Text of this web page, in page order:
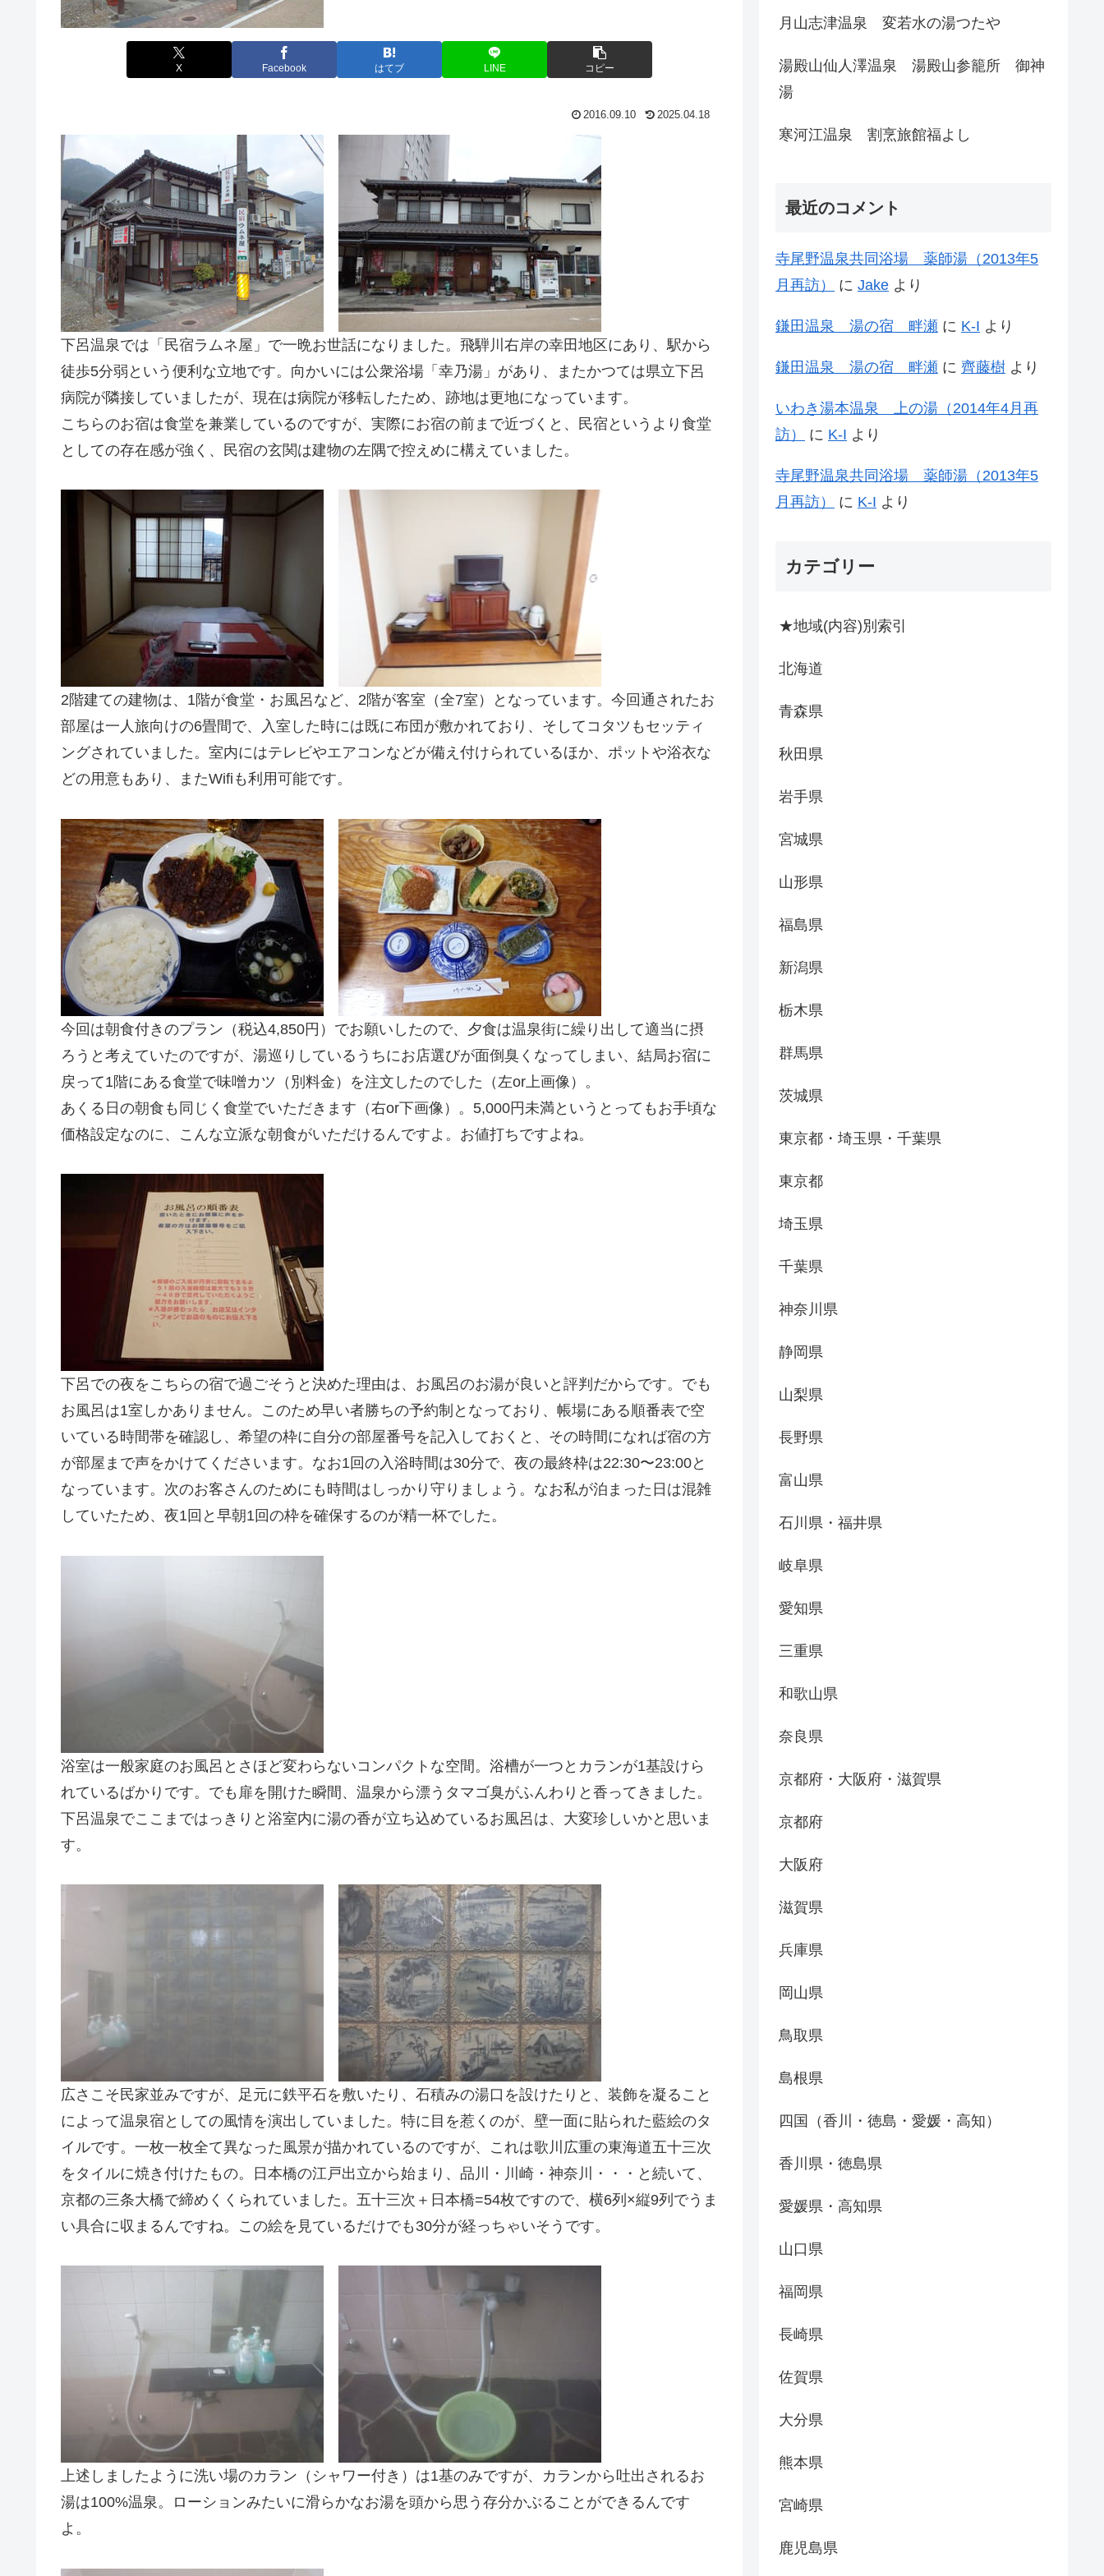
X Facebook はてブ LINE コピー
2016.09.10 2025.04.18
下呂温泉では「民宿ラムネ屋」で一晩お世話になりました。飛騨川右岸の幸田地区にあり、駅から
徒歩5分弱という便利な立地です。向かいには公衆浴場「幸乃湯」があり、またかつては県立下呂
病院が隣接していましたが、現在は病院が移転したため、跡地は更地になっています。
こちらのお宿は食堂を兼業しているのですが、実際にお宿の前まで近づくと、民宿というより食堂
としての存在感が強く、民宿の玄関は建物の左隅で控えめに構えていました。
2階建ての建物は、1階が食堂・お風呂など、2階が客室（全7室）となっています。今回通されたお
部屋は一人旅向けの6畳間で、入室した時には既に布団が敷かれており、そしてコタツもセッティ
ングされていました。室内にはテレビやエアコンなどが備え付けられているほか、ポットや浴衣な
どの用意もあり、またWifiも利用可能です。
今回は朝食付きのプラン（税込4,850円）でお願いしたので、夕食は温泉街に繰り出して適当に摂
ろうと考えていたのですが、湯巡りしているうちにお店選びが面倒臭くなってしまい、結局お宿に
戻って1階にある食堂で味噌カツ（別料金）を注文したのでした（左or上画像）。
あくる日の朝食も同じく食堂でいただきます（右or下画像）。5,000円未満というとってもお手頃な
価格設定なのに、こんな立派な朝食がいただけるんですよ。お値打ちですよね。
下呂での夜をこちらの宿で過ごそうと決めた理由は、お風呂のお湯が良いと評判だからです。でも
お風呂は1室しかありません。このため早い者勝ちの予約制となっており、帳場にある順番表で空
いている時間帯を確認し、希望の枠に自分の部屋番号を記入しておくと、その時間になれば宿の方
が部屋まで声をかけてくださいます。なお1回の入浴時間は30分で、夜の最終枠は22:30〜23:00と
なっています。次のお客さんのためにも時間はしっかり守りましょう。なお私が泊まった日は混雑
していたため、夜1回と早朝1回の枠を確保するのが精一杯でした。
浴室は一般家庭のお風呂とさほど変わらないコンパクトな空間。浴槽が一つとカランが1基設けら
れているばかりです。でも扉を開けた瞬間、温泉から漂うタマゴ臭がふんわりと香ってきました。
下呂温泉でここまではっきりと浴室内に湯の香が立ち込めているお風呂は、大変珍しいかと思いま
す。
広さこそ民家並みですが、足元に鉄平石を敷いたり、石積みの湯口を設けたりと、装飾を凝ること
によって温泉宿としての風情を演出していました。特に目を惹くのが、壁一面に貼られた藍絵のタ
イルです。一枚一枚全て異なった風景が描かれているのですが、これは歌川広重の東海道五十三次
をタイルに焼き付けたもの。日本橋の江戸出立から始まり、品川・川崎・神奈川・・・と続いて、
京都の三条大橋で締めくくられていました。五十三次＋日本橋=54枚ですので、横6列×縦9列でうま
い具合に収まるんですね。この絵を見ているだけでも30分が経っちゃいそうです。
上述しましたように洗い場のカラン（シャワー付き）は1基のみですが、カランから吐出されるお
湯は100%温泉。ローションみたいに滑らかなお湯を頭から思う存分かぶることができるんです
よ。
月山志津温泉 変若水の湯つたや
湯殿山仙人澤温泉 湯殿山参籠所 御神
湯
寒河江温泉 割烹旅館福よし
最近のコメント
寺尾野温泉共同浴場 薬師湯（2013年5
月再訪）
に Jake より
鎌田温泉 湯の宿 畔瀬 に K-I より
鎌田温泉 湯の宿 畔瀬 に 齊藤樹 より
いわき湯本温泉 上の湯（2014年4月再
訪）
に K-I より
寺尾野温泉共同浴場 薬師湯（2013年5
月再訪）
に K-I より
カテゴリー
★地域(内容)別索引
北海道
青森県
秋田県
岩手県
宮城県
山形県
福島県
新潟県
栃木県
群馬県
茨城県
東京都・埼玉県・千葉県
東京都
埼玉県
千葉県
神奈川県
静岡県
山梨県
長野県
富山県
石川県・福井県
岐阜県
愛知県
三重県
和歌山県
奈良県
京都府・大阪府・滋賀県
京都府
大阪府
滋賀県
兵庫県
岡山県
鳥取県
島根県
四国（香川・徳島・愛媛・高知）
香川県・徳島県
愛媛県・高知県
山口県
福岡県
長崎県
佐賀県
大分県
熊本県
宮崎県
鹿児島県